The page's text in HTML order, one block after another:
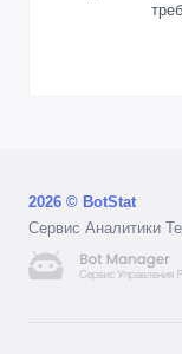
2026 © BotStat
Сервис Аналитики